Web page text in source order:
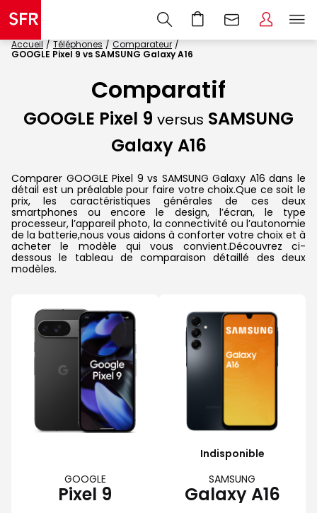
Accueil Téléphones
Comparateur
GOOGLE Pixel 9 vs SAMSUNG Galaxy A16
Comparatif
GOOGLE Pixel 9 versus SAMSUNG
Galaxy A16
Comparer GOOGLE Pixel 9 vs SAMSUNG Galaxy A16 dans le
détail est un préalable pour faire votre choix.Que ce soit le
prix, les caractéristiques générales de ces deux
smartphones ou encore le design, l’écran, le type
processeur, l’appareil photo, la connectivité ou l’autonomie
de la batterie,nous vous aidons à conforter votre choix et à
acheter le modèle qui vous convient.Découvrez ci-
dessous le tableau de comparaison détaillé des deux
modèles.
GOOGLE
Pixel 9
Indisponible
SAMSUNG
Galaxy A16